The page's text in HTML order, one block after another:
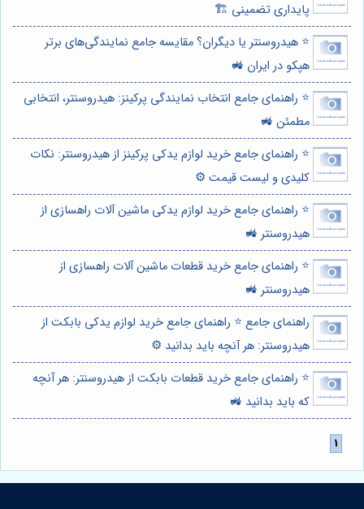
پایداری تضمینی 🏗️
⭐️ هیدروسنتر یا دیگران؟ مقایسه جامع نمایندگی‌های برتر
هپکو در ایران 🚜
⭐️ راهنمای جامع انتخاب نمایندگی پرکینز: هیدروسنتر، انتخابی
مطمئن 🚜
⭐️ راهنمای جامع خرید لوازم یدکی پرکینز از هیدروسنتر: نکات
کلیدی و لیست قیمت ⚙️
⭐️ راهنمای جامع خرید لوازم یدکی ماشین آلات راهسازی از
هیدروسنتر 🚜
⭐️ راهنمای جامع خرید قطعات ماشین آلات راهسازی از
هیدروسنتر 🚜
راهنمای جامع ⭐️ راهنمای جامع خرید لوازم یدکی بابکت از
هیدروسنتر: هر آنچه باید بدانید ⚙️
⭐️ راهنمای جامع خرید قطعات بابکت از هیدروسنتر: هر آنچه
که باید بدانید 🚜